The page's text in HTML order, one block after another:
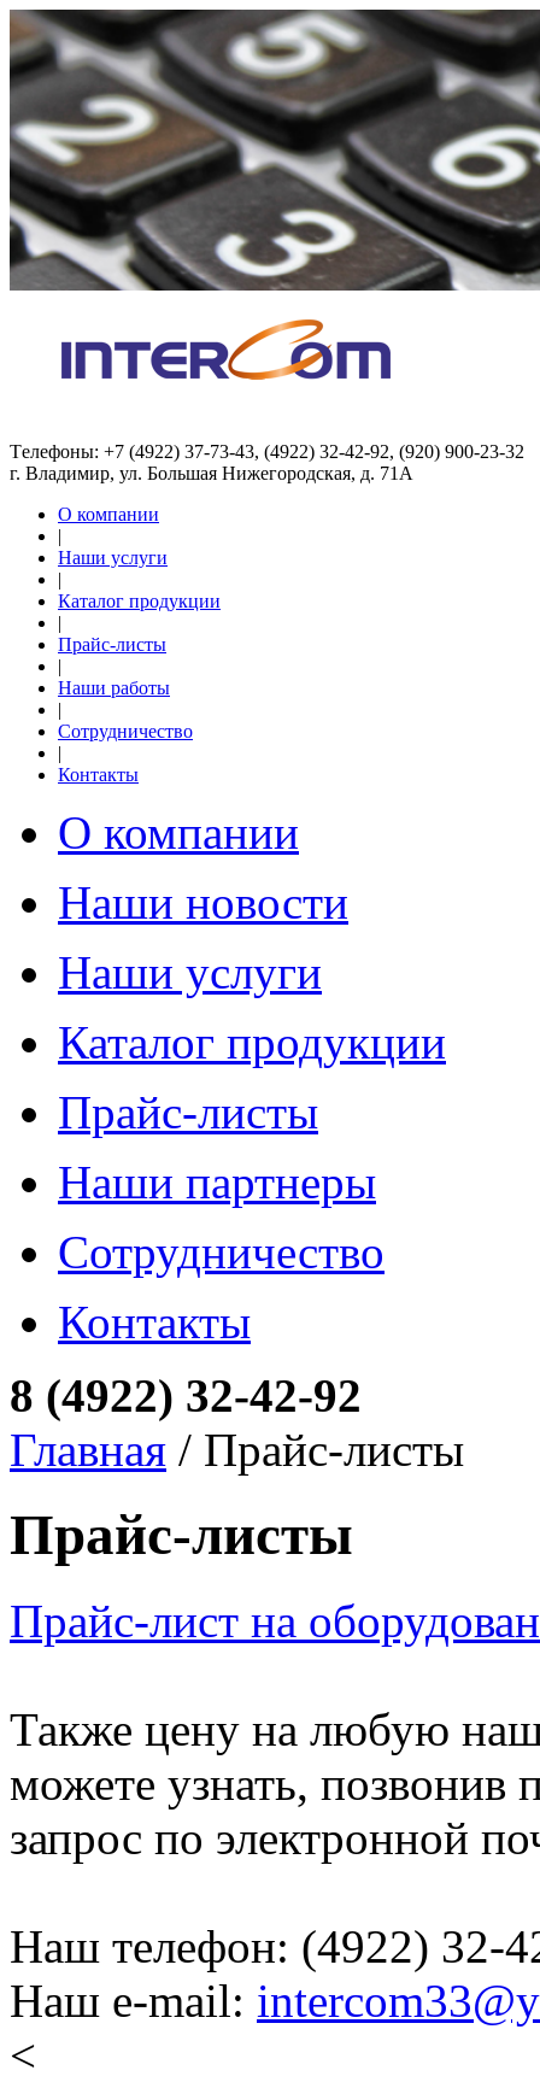
Tелефоны: +7 (4922) 37-73-43, (4922) 32-42-92, (920) 900-23-32
г. Владимир, ул. Большая Нижегородская, д. 71А
О компании
|
Наши услуги
|
Каталог продукции
|
Прайс-листы
|
Наши работы
|
Сотрудничество
|
Контакты
О компании
Наши новости
Наши услуги
Каталог продукции
Прайс-листы
Наши партнеры
Сотрудничество
Контакты
8 (4922) 32-42-92
Главная / Прайс-листы
Прайс-листы
Прайс-лист на
Также цену на любую
можете узнать, позвонив
запрос по электронной
Наш телефон: (4922) 32-
Наш e-mail:
<